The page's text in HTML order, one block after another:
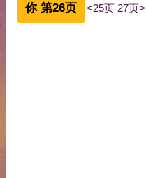
你 第26页 <25页 27页>